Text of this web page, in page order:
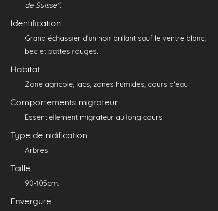
de Suisse".
Identification
Grand échassier d'un noir brillant sauf le ventre blanc;
bec et pattes rouges.
Habitat
Zone agricole, lacs, zones humides, cours d'eau
Comportements migrateur
Essentiellement migrateur au long cours
Type de nidification
Arbres
Taille
90-105cm.
Envergure